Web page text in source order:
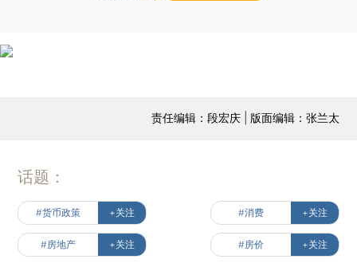
责任编辑：段宏庆 | 版面编辑：张兰太
话题：
#货币政策 +关注 #消费 +关注
#房地产 +关注 #房价 +关注